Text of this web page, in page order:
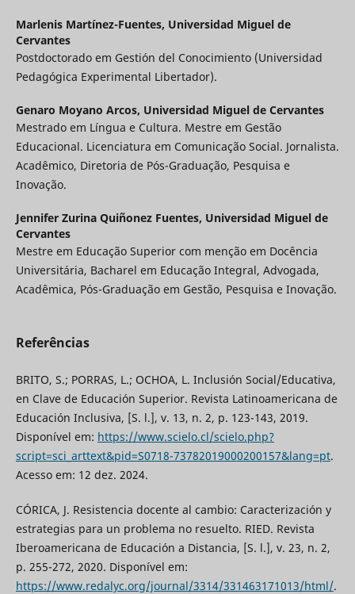
Marlenis Martínez-Fuentes, Universidad Miguel de
Cervantes
Postdoctorado em Gestión del Conocimiento (Universidad
Pedagógica Experimental Libertador).
Genaro Moyano Arcos, Universidad Miguel de Cervantes
Mestrado em Língua e Cultura. Mestre em Gestão
Educacional. Licenciatura em Comunicação Social. Jornalista.
Acadêmico, Diretoria de Pós-Graduação, Pesquisa e
Inovação.
Jennifer Zurina Quiñonez Fuentes, Universidad Miguel de
Cervantes
Mestre em Educação Superior com menção em Docência
Universitária, Bacharel em Educação Integral, Advogada,
Acadêmica, Pós-Graduação em Gestão, Pesquisa e Inovação.
Referências
BRITO, S.; PORRAS, L.; OCHOA, L. Inclusión Social/Educativa,
en Clave de Educación Superior. Revista Latinoamericana de
Educación Inclusiva, [S. l.], v. 13, n. 2, p. 123-143, 2019.
Disponível em: https://www.scielo.cl/scielo.php?
script=sci_arttext&pid=S0718-73782019000200157&lang=pt.
Acesso em: 12 dez. 2024.
CÓRICA, J. Resistencia docente al cambio: Caracterización y
estrategias para un problema no resuelto. RIED. Revista
Iberoamericana de Educación a Distancia, [S. l.], v. 23, n. 2,
p. 255-272, 2020. Disponível em:
https://www.redalyc.org/journal/3314/331463171013/html/.